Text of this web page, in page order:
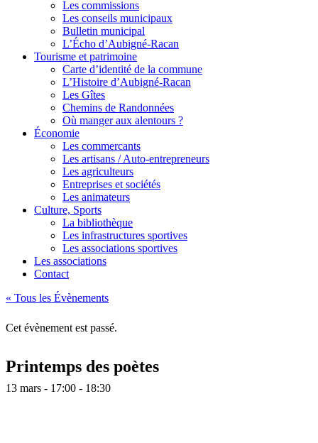
Les commissions
Les conseils municipaux
Bulletin municipal
L’Écho d’Aubigné-Racan
Tourisme et patrimoine
Carte d’identité de la commune
L’Histoire d’Aubigné-Racan
Les Gîtes
Chemins de Randonnées
Où manger aux alentours ?
Économie
Les commercants
Les artisans / Auto-entrepreneurs
Les agriculteurs
Entreprises et sociétés
Les animateurs
Culture, Sports
La bibliothèque
Les infrastructures sportives
Les associations sportives
Les associations
Contact
« Tous les Évènements
Cet évènement est passé.
Printemps des poètes
13 mars - 17:00 - 18:30